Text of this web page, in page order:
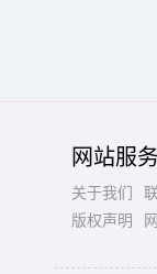
网站服务
关于我们
版权声明